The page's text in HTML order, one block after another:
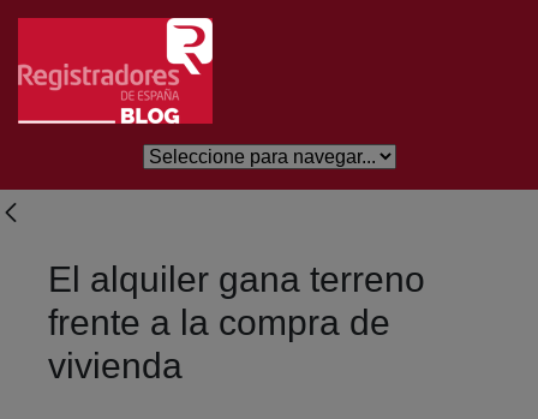
Skip to Main Content
El alquiler gana terreno
frente a la compra de
vivienda